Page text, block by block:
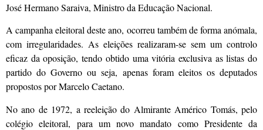
José Hermano Saraiva, Ministro da Educação Nacional.
A campanha eleitoral deste ano, ocorreu também de forma anómala,
com irregulari­dades. As eleições realizaram-se sem um controlo
eficaz da oposição, tendo obtido uma vitória exclusiva as listas do
partido do Governo ou seja, apenas foram eleitos os deputados
propostos por Marcelo Caetano.
No ano de 1972, a reeleição do Almirante Améri­co Tomás, pelo
colégio eleitoral, para um novo mandato como Presidente da